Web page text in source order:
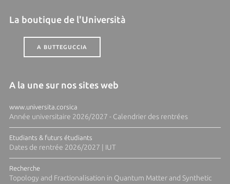
La boutique de l'Università
A BUTTEGUCCIA
A la une sur nos sites web
www.universita.corsica
Année universitaire 2026/2027 - Calendrier des rentrées
Etudiants & futurs étudiants
Dates de rentrée 2026/2027 | IUT
Recherche
Topology and Fractionalisation in Quantum Matter and Synthetic